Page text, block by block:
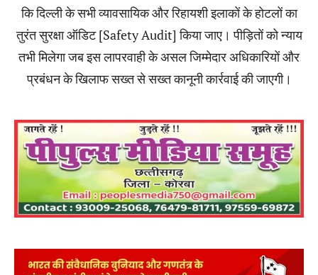
कि दिल्ली के सभी व्यावसायिक और रिहायशी इलाकों के होटलों का
तुरंत सुरक्षा ऑडिट [Safety Audit] किया जाए। पीड़ितों को न्याय
तभी मिलेगा जब इस लापरवाही के असल जिम्मेदार अधिकारियों और
प्रबंधन के खिलाफ सख्त से सख्त कानूनी कार्रवाई की जाएगी।